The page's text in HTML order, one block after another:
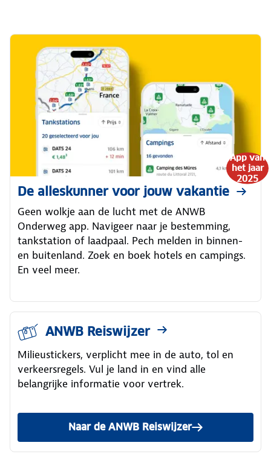
App van
het jaar
2025
De alleskunner voor jouw vakantie
Geen wolkje aan de lucht met de ANWB
Onderweg app. Navigeer naar je bestemming,
tankstation of laadpaal. Pech melden in binnen-
en buitenland. Zoek en boek hotels en campings.
En veel meer.
ANWB Reiswijzer
Milieustickers, verplicht mee in de auto, tol en
verkeersregels. Vul je land in en vind alle
belangrijke informatie voor vertrek.
Naar de ANWB Reiswijzer